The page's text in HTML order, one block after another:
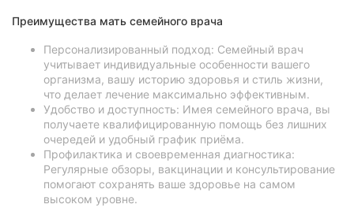
Преимущества мать семейного врача
Персонализированный подход: Семейный врач
учитывает индивидуальные особенности вашего
организма, вашу историю здоровья и стиль жизни,
что делает лечение максимально эффективным.
Удобство и доступность: Имея семейного врача, вы
получаете квалифицированную помощь без лишних
очередей и удобный график приёма.
Профилактика и своевременная диагностика:
Регулярные обзоры, вакцинации и консультирование
помогают сохранять ваше здоровье на самом
высоком уровне.